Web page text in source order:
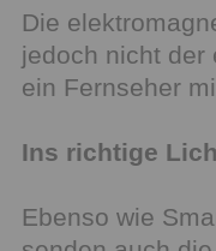
Die
jedoch nicht der
ein Fernseher
Ins richtige
Ebenso wie